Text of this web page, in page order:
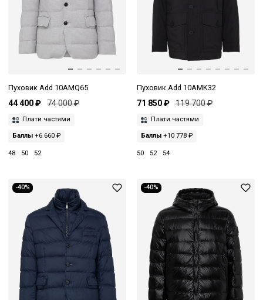
Пуховик Add 10AMQ65
44 400 ₽ 74 000 ₽
Плати частями
Баллы +6 660 ₽
48 50 52
Пуховик Add 10AMK32
71 850 ₽ 119 700 ₽
Плати частями
Баллы+10 778 ₽
50 52 54
-40% -40%